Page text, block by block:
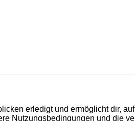
erledigt und ermöglicht dir,
Nutzungsbedingungen und die